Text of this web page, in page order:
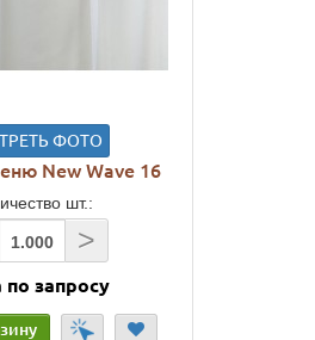
ФОТО
New Wave 16
шт.:
>
по запросу